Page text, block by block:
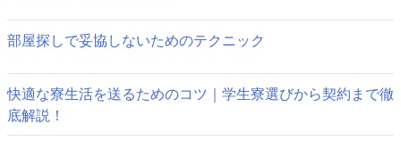
ン
部屋探しで妥協しないためのテクニック
快適な寮生活を送るためのコツ｜学生寮選びから契約まで徹
底解説！